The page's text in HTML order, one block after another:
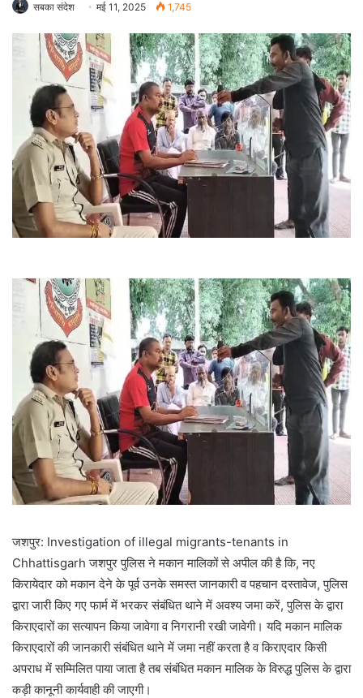
सबका संदेश मई 11, 2025 1,745
जशपुर: Investigation of illegal migrants-tenants in
Chhattisgarh जशपुर पुलिस ने मकान मालिकों से अपील की है कि, नए
किरायेदार को मकान देने के पूर्व उनके समस्त जानकारी व पहचान दस्तावेज, पुलिस
द्वारा जारी किए गए फार्म में भरकर संबंधित थाने में अवश्य जमा करें, पुलिस के द्वारा
किराएदारों का सत्यापन किया जावेगा व निगरानी रखी जावेगी। यदि मकान मालिक
किराएदारों की जानकारी संबंधित थाने में जमा नहीं करता है व किराएदार किसी
अपराध में सम्मिलित पाया जाता है तब संबंधित मकान मालिक के विरुद्ध पुलिस के द्वारा
कड़ी कानूनी कार्यवाही की जाएगी।